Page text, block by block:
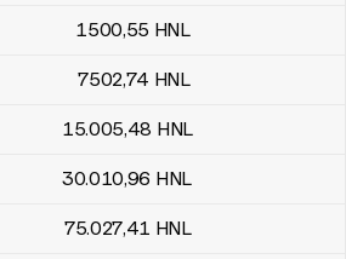
1500,55 HNL
7502,74 HNL
15.005,48 HNL
30.010,96 HNL
75.027,41 HNL